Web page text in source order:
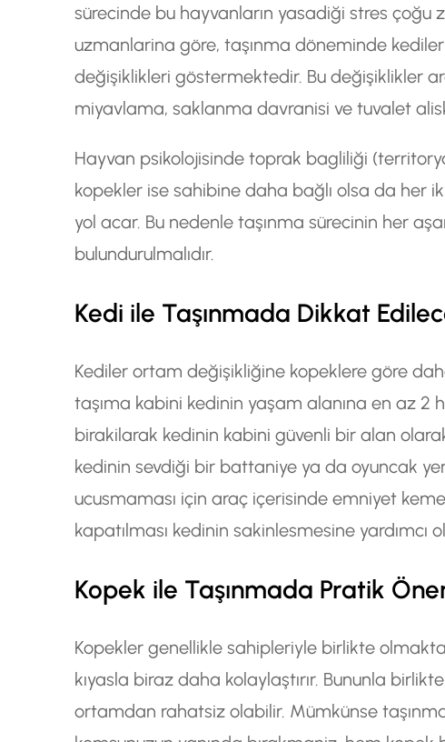
sürecinde bu hayvanların yasadiği stres çoğu
uzmanlarina göre, taşınma döneminde
değişiklikleri göstermektedir. Bu değişiklikler
miyavlama, saklanma davranisi ve tuvalet
Hayvan psikolojisinde toprak bagliliği
kopekler ise sahibine daha bağlı olsa da her
yol acar. Bu nedenle taşınma sürecinin her
bulundurulmalıdır.
Kedi ile Taşınmada Dikkat
Kediler ortam değişikliğine kopeklere göre
taşıma kabini kedinin yaşam alanına en az 2
birakilarak kedinin kabini güvenli bir alan
kedinin sevdiği bir battaniye ya da oyuncak
ucusmaması için araç içerisinde emniyet
kapatılması kedinin sakinlesmesine yardımcı
Kopek ile Taşınmada Pratik
Kopekler genellikle sahipleriyle birlikte
kıyasla biraz daha kolaylaştırır. Bununla
ortamdan rahatsiz olabilir. Mümkünse